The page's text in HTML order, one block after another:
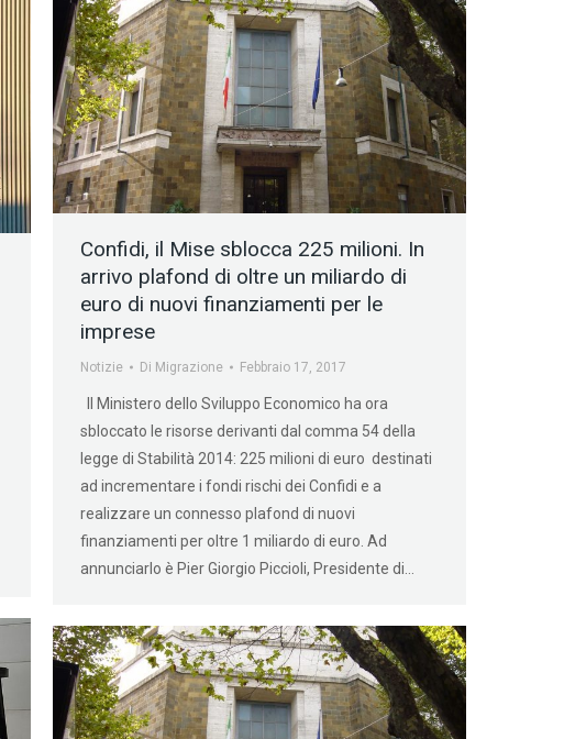
Confidi, il Mise sblocca 225 milioni. In
arrivo plafond di oltre un miliardo di
euro di nuovi finanziamenti per le
imprese
Notizie Di Migrazione Febbraio 17, 2017
Il Ministero dello Sviluppo Economico ha ora
sbloccato le risorse derivanti dal comma 54 della
legge di Stabilità 2014: 225 milioni di euro destinati
ad incrementare i fondi rischi dei Confidi e a
realizzare un connesso plafond di nuovi
finanziamenti per oltre 1 miliardo di euro. Ad
annunciarlo è Pier Giorgio Piccioli, Presidente di…